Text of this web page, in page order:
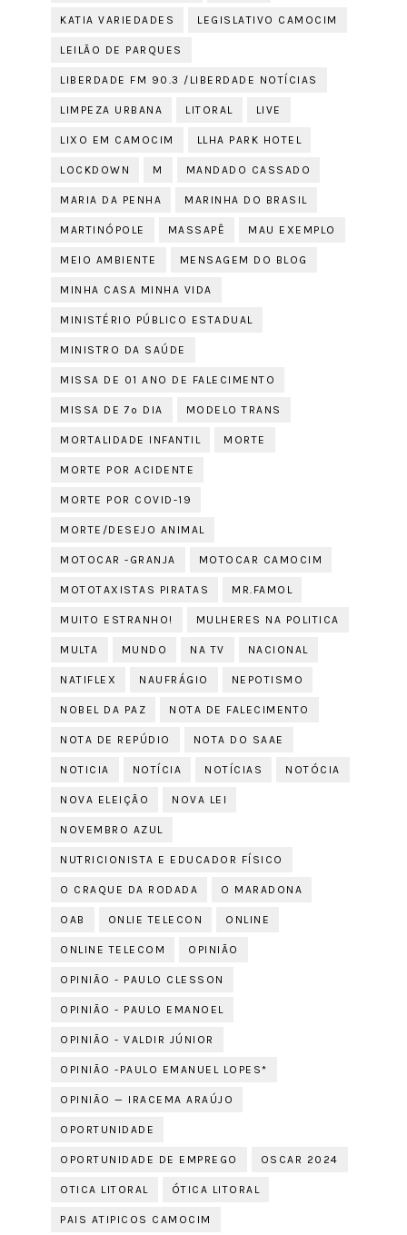
KATIA VARIEDADES LEGISLATIVO CAMOCIM
LEILÃO DE PARQUES
LIBERDADE FM 90.3 /LIBERDADE NOTÍCIAS
LIMPEZA URBANA LITORAL LIVE
LIXO EM CAMOCIM LLHA PARK HOTEL
LOCKDOWN M MANDADO CASSADO
MARIA DA PENHA MARINHA DO BRASIL
MARTINÓPOLE MASSAPÊ MAU EXEMPLO
MEIO AMBIENTE MENSAGEM DO BLOG
MINHA CASA MINHA VIDA
MINISTÉRIO PÚBLICO ESTADUAL
MINISTRO DA SAÚDE
MISSA DE 01 ANO DE FALECIMENTO
MISSA DE 7º DIA MODELO TRANS
MORTALIDADE INFANTIL MORTE
MORTE POR ACIDENTE
MORTE POR COVID-19
MORTE/DESEJO ANIMAL
MOTOCAR -GRANJA MOTOCAR CAMOCIM
MOTOTAXISTAS PIRATAS MR.FAMOL
MUITO ESTRANHO! MULHERES NA POLITICA
MULTA MUNDO NA TV NACIONAL
NATIFLEX NAUFRÁGIO NEPOTISMO
NOBEL DA PAZ NOTA DE FALECIMENTO
NOTA DE REPÚDIO NOTA DO SAAE
NOTICIA NOTÍCIA NOTÍCIAS NOTÓCIA
NOVA ELEIÇÃO NOVA LEI
NOVEMBRO AZUL
NUTRICIONISTA E EDUCADOR FÍSICO
O CRAQUE DA RODADA O MARADONA
OAB ONLIE TELECON ONLINE
ONLINE TELECOM OPINIÃO
OPINIÃO - PAULO CLESSON
OPINIÃO - PAULO EMANOEL
OPINIÃO - VALDIR JÚNIOR
OPINIÃO -PAULO EMANUEL LOPES*
OPINIÃO — IRACEMA ARAÚJO
OPORTUNIDADE
OPORTUNIDADE DE EMPREGO OSCAR 2024
OTICA LITORAL ÓTICA LITORAL
PAIS ATIPICOS CAMOCIM